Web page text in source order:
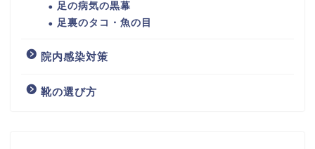
足の病気の黒幕
足裏のタコ・魚の目
院内感染対策
靴の選び方